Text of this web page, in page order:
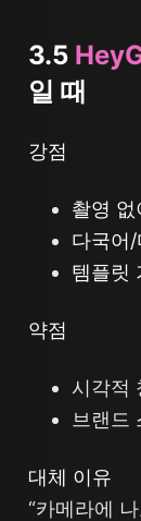
3.5
일 때
강점
촬영
다국어/
템플릿
약점
시각적
브랜드
대체 이유
“카메라에